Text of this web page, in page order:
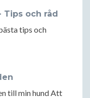
Tips och råd
tips och
till min hund Att